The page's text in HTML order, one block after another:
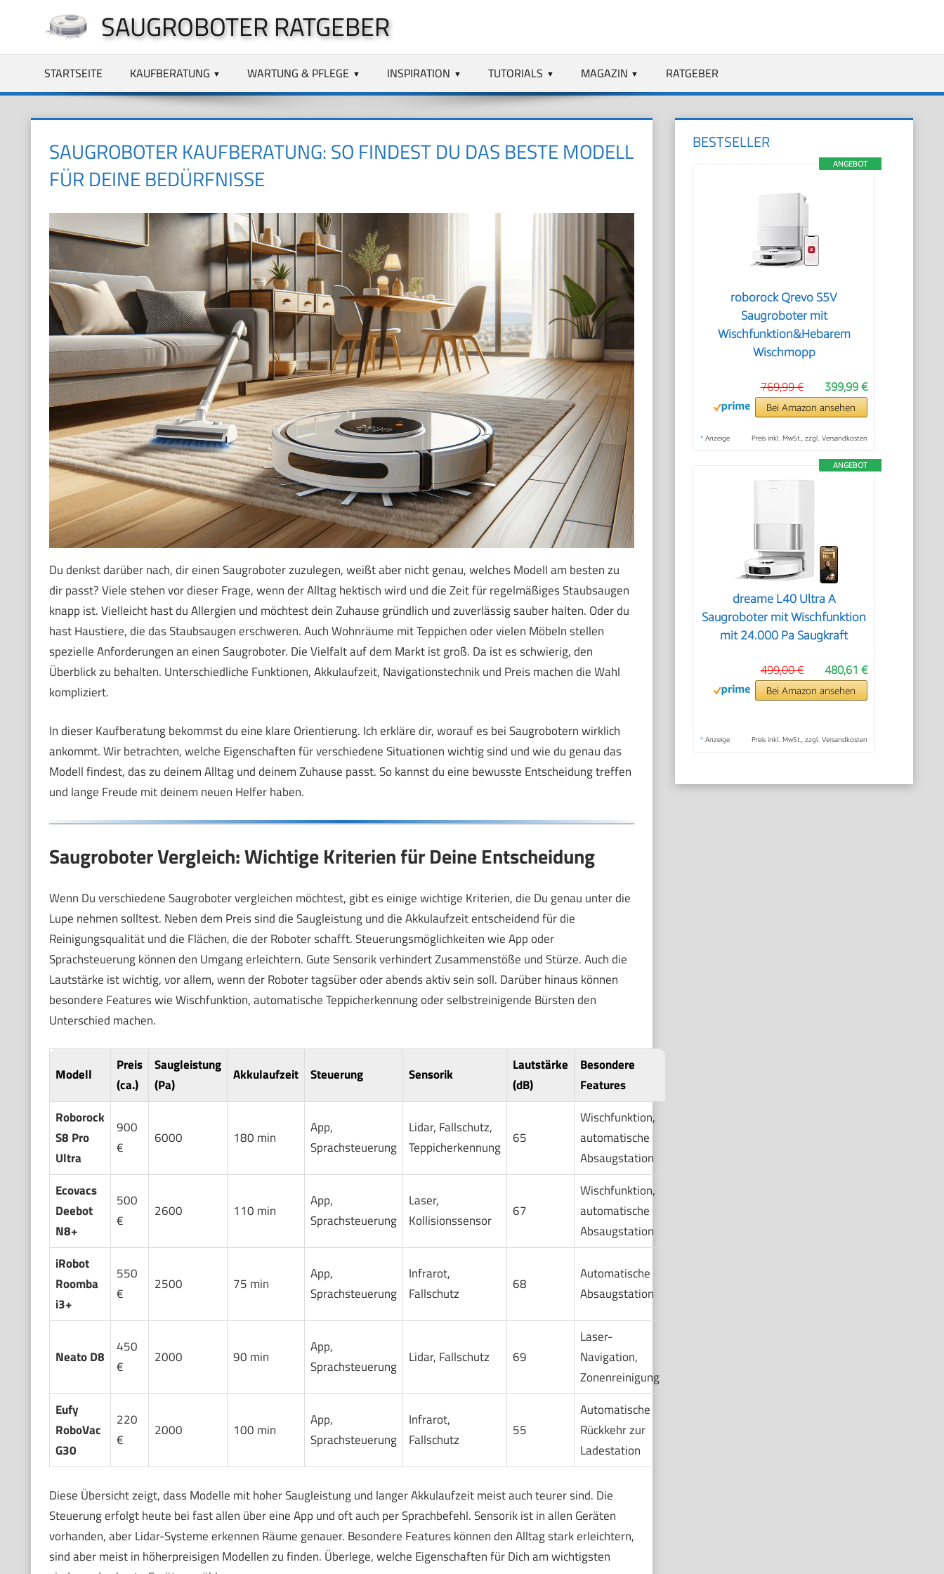
springen
SAUGROBOTER RATGEBER
STARTSEITE KAUFBERATUNG WARTUNG & PFLEGE INSPIRATION TUTORIALS MAGAZIN RATGEBER
SAUGROBOTER KAUFBERATUNG: SO FINDEST DU DAS BESTE MODELL
FÜR DEINE BEDÜRFNISSE
Du denkst darüber nach, dir einen Saugroboter zuzulegen, weißt aber nicht genau, welches Modell am besten zu
dir passt? Viele stehen vor dieser Frage, wenn der Alltag hektisch wird und die Zeit für regelmäßiges Staubsaugen
knapp ist. Vielleicht hast du Allergien und möchtest dein Zuhause gründlich und zuverlässig sauber halten. Oder du
hast Haustiere, die das Staubsaugen erschweren. Auch Wohnräume mit Teppichen oder vielen Möbeln stellen
spezielle Anforderungen an einen Saugroboter. Die Vielfalt auf dem Markt ist groß. Da ist es schwierig, den
Überblick zu behalten. Unterschiedliche Funktionen, Akkulaufzeit, Navigationstechnik und Preis machen die Wahl
kompliziert.
In dieser Kaufberatung bekommst du eine klare Orientierung. Ich erkläre dir, worauf es bei Saugrobotern wirklich
ankommt. Wir betrachten, welche Eigenschaften für verschiedene Situationen wichtig sind und wie du genau das
Modell findest, das zu deinem Alltag und deinem Zuhause passt. So kannst du eine bewusste Entscheidung treffen
und lange Freude mit deinem neuen Helfer haben.
Saugroboter Vergleich: Wichtige Kriterien für Deine Entscheidung
Wenn Du verschiedene Saugroboter vergleichen möchtest, gibt es einige wichtige Kriterien, die Du genau unter die
Lupe nehmen solltest. Neben dem Preis sind die Saugleistung und die Akkulaufzeit entscheidend für die
Reinigungsqualität und die Flächen, die der Roboter schafft. Steuerungsmöglichkeiten wie App oder
Sprachsteuerung können den Umgang erleichtern. Gute Sensorik verhindert Zusammenstöße und Stürze. Auch die
Lautstärke ist wichtig, vor allem, wenn der Roboter tagsüber oder abends aktiv sein soll. Darüber hinaus können
besondere Features wie Wischfunktion, automatische Teppicherkennung oder selbstreinigende Bürsten den
Unterschied machen.
Modell
Preis
(ca.)
Saugleistung
(Pa)
Akkulaufzeit Steuerung Sensorik
Lautstärke
(dB)
Besondere
Features
Roborock
S8 Pro
Ultra
900
€
6000 180 min
App,
Sprachsteuerung
Lidar, Fallschutz,
Teppicherkennung
65
Wischfunktion,
automatische
Absaugstation
Ecovacs
Deebot
N8+
500
€
2600 110 min
App,
Sprachsteuerung
Laser,
Kollisionssensor
67
Wischfunktion,
automatische
Absaugstation
iRobot
Roomba
i3+
550
€
2500 75 min
App,
Sprachsteuerung
Infrarot,
Fallschutz
68
Automatische
Absaugstation
Neato D8
450
€
2000 90 min
App,
Sprachsteuerung
Lidar, Fallschutz 69
Laser-
Navigation,
Zonenreinigung
Eufy
RoboVac
G30
220
€
2000 100 min
App,
Sprachsteuerung
Infrarot,
Fallschutz
55
Automatische
Rückkehr zur
Ladestation
Diese Übersicht zeigt, dass Modelle mit hoher Saugleistung und langer Akkulaufzeit meist auch teurer sind. Die
Steuerung erfolgt heute bei fast allen über eine App und oft auch per Sprachbefehl. Sensorik ist in allen Geräten
vorhanden, aber Lidar-Systeme erkennen Räume genauer. Besondere Features können den Alltag stark erleichtern,
sind aber meist in höherpreisigen Modellen zu finden. Überlege, welche Eigenschaften für Dich am wichtigsten
BESTSELLER
ANGEBOT
roborock Qrevo S5V
Saugroboter mit
Wischfunktion&Hebarem
Wischmopp
399,99 €
769,99 €
Bei Amazon ansehen
* Anzeige Preis inkl. MwSt., zzgl. Versandkosten
ANGEBOT
dreame L40 Ultra A
Saugroboter mit Wischfunktion
mit 24.000 Pa Saugkraft
480,61 €
499,00 €
Bei Amazon ansehen
* Anzeige Preis inkl. MwSt., zzgl. Versandkosten